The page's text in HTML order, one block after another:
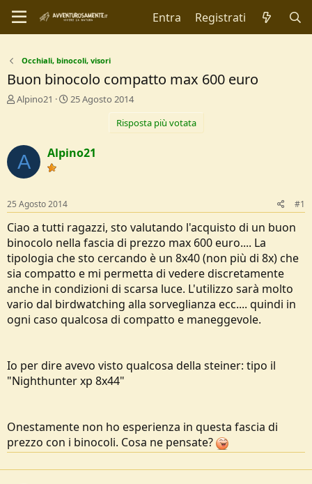
Entra Registrati
Occhiali, binocoli, visori
Buon binocolo compatto max 600 euro
C
t
o
r
D
i
s
u
s
s
i
o
n
e
Alpino21
D
d
i
z
i
o
25 Agosto 2014
Risposta più votata
A Alpino21
25 Agosto 2014 #1
Ciao a tutti ragazzi, sto valutando l'acquisto di un buon
binocolo nella fascia di prezzo max 600 euro.... La
tipologia che sto cercando è un 8x40 (non più di 8x) che
sia compatto e mi permetta di vedere discretamente
anche in condizioni di scarsa luce. L'utilizzo sarà molto
vario dal birdwatching alla sorveglianza ecc.... quindi in
ogni caso qualcosa di compatto e maneggevole.
Io per dire avevo visto qualcosa della steiner: tipo il
"Nighthunter xp 8x44"
Onestamente non ho esperienza in questa fascia di
prezzo con i binocoli. Cosa ne pensate?